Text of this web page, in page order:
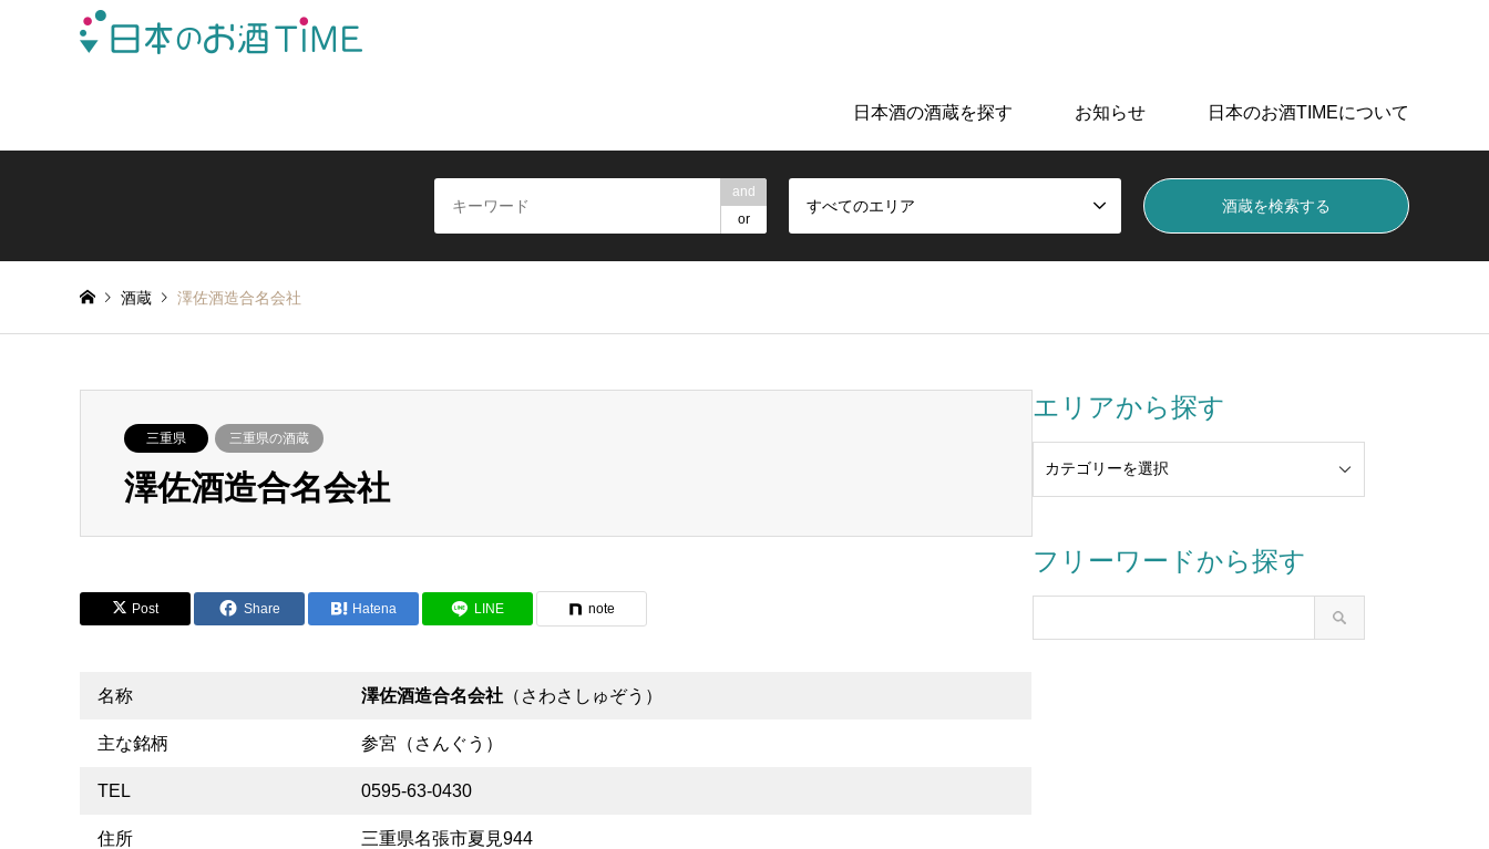
日本酒の酒蔵を探す お知らせ 日本のお酒TIMEについて
and
or
すべてのエリア
酒蔵 澤佐酒造合名会社
三重県 三重県の酒蔵
澤佐酒造合名会社
Post Share Hatena LINE note
名称 澤佐酒造合名会社 （さわさしゅぞう）
主な銘柄 参宮（さんぐう）
TEL 0595-63-0430
住所 三重県名張市夏見944
エリアから探す
フリーワードから探す